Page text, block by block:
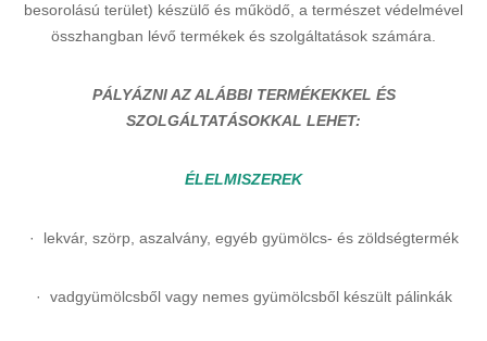
besorolású terület) készülő és működő, a természet védelmével
összhangban lévő termékek és szolgáltatások számára.
PÁLYÁZNI AZ ALÁBBI TERMÉKEKKEL ÉS
SZOLGÁLTATÁSOKKAL LEHET:
ÉLELMISZEREK
· lekvár, szörp, aszalvány, egyéb gyümölcs- és zöldségtermék
· vadgyümölcsből vagy nemes gyümölcsből készült pálinkák